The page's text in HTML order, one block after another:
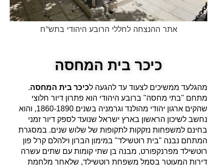
אתר ההנצחה לחללי הרובע היהודי בתש"ח
כיכר בית המחסה
מהגלעד ממשיכים לצעוד עד להגעה לכיכר בית המחסה.
מתחם "בתי מחסה" ברובע היהודי הוא פתרון דיור חלוצי
שהקים ארגון יהודי מהולנד וגרמניה בשנים 1860-1890, והוא
נחשב לשיכון הראשון בארץ ישראל שנועד לספק דיור זמני
בחינם למשפחות נזקקות לתקופות של שלוש שנים. במסגרת
המתחם נבנה "בית רוטשילד" במימון הברון וילהלם קרל פון
רוטשילד מפרנקפורט, מבנה בן שתי קומות עם שתים עשרה
דירות המעוטר בסמל משפחת רוטשילד, שלאחר מלחמת